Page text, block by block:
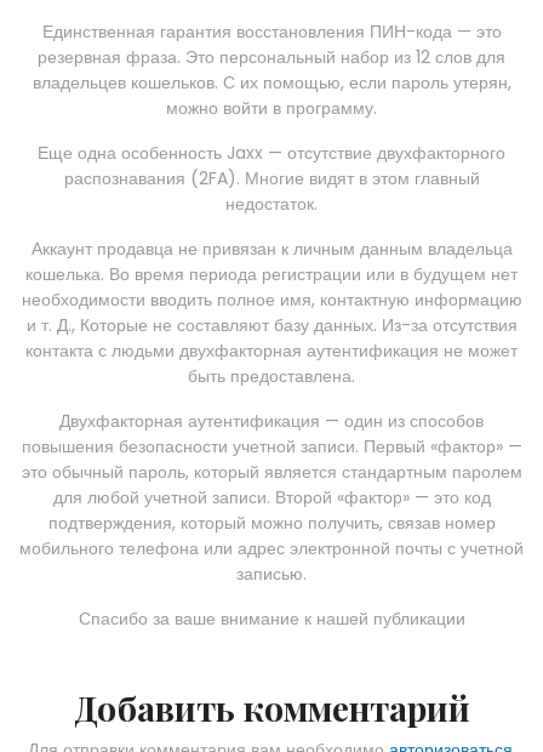
Единственная гарантия восстановления ПИН-кода — это
резервная фраза. Это персональный набор из 12 слов для
владельцев кошельков. С их помощью, если пароль утерян,
можно войти в программу.
Еще одна особенность Jaxx — отсутствие двухфакторного
распознавания (2FA). Многие видят в этом главный
недостаток.
Аккаунт продавца не привязан к личным данным владельца
кошелька. Во время периода регистрации или в будущем нет
необходимости вводить полное имя, контактную информацию
и т. Д., Которые не составляют базу данных. Из-за отсутствия
контакта с людьми двухфакторная аутентификация не может
быть предоставлена.
Двухфакторная аутентификация — один из способов
повышения безопасности учетной записи. Первый «фактор» —
это обычный пароль, который является стандартным паролем
для любой учетной записи. Второй «фактор» — это код
подтверждения, который можно получить, связав номер
мобильного телефона или адрес электронной почты с учетной
записью.
Спасибо за ваше внимание к нашей публикации
Добавить комментарий